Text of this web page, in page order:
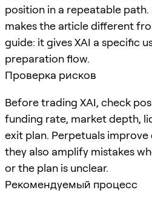
position in a repeatable
makes the article different
guide: it gives XAI a specific
preparation flow.
Проверка рисков
Before trading XAI, check
funding rate, market depth,
exit plan. Perpetuals
they also amplify mistakes
or the plan is unclear.
Рекомендуемый процесс